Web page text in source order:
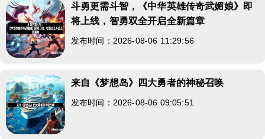
斗勇更需斗智，《中华英雄传奇武媚娘》即
将上线，智勇双全开启全新篇章
发布时间：2026-08-06 11:29:56
来自《梦想岛》四大勇者的神秘召唤
发布时间：2026-08-06 09:05:51